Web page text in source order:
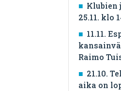
Klubien
25.11. klo
11.11.
Raimo
21.10.
aika on